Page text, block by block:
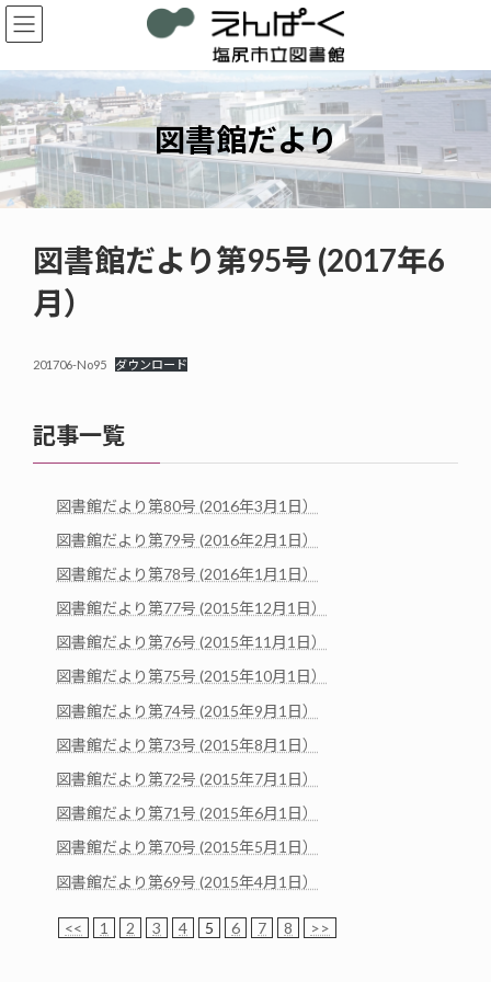
コ
ン
ン
ツ
へ
ス
キ
ッ
プ
ナ
ビ
ー
シ
ョ
ン
に
移
動
図書館だより
図書館だより第95号 (2017年6
月）
201706-No95 ダウンロード
記事一覧
図書館だより第80号 (2016年3月1日）
図書館だより第79号 (2016年2月1日）
図書館だより第78号 (2016年1月1日）
図書館だより第77号 (2015年12月1日）
図書館だより第76号 (2015年11月1日）
図書館だより第75号 (2015年10月1日）
図書館だより第74号 (2015年9月1日）
図書館だより第73号 (2015年8月1日）
図書館だより第72号 (2015年7月1日）
図書館だより第71号 (2015年6月1日）
図書館だより第70号 (2015年5月1日）
図書館だより第69号 (2015年4月1日）
<< 1 2 3 4 5 6 7 8 >>